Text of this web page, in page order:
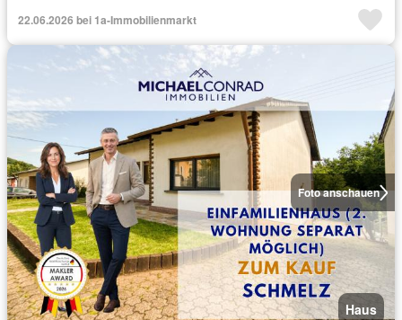
22.06.2026 bei 1a-Immobilienmarkt
Foto anschauen
Haus